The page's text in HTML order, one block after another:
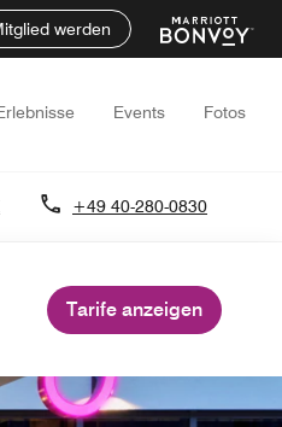
werden
Events Fotos
+49 40-280-0830
Tarife anzeigen